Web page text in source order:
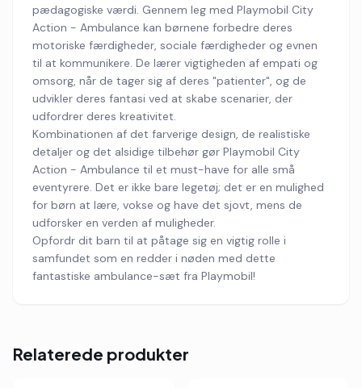
pædagogiske værdi. Gennem leg med Playmobil City
Action - Ambulance kan børnene forbedre deres
motoriske færdigheder, sociale færdigheder og evnen
til at kommunikere. De lærer vigtigheden af empati og
omsorg, når de tager sig af deres "patienter", og de
udvikler deres fantasi ved at skabe scenarier, der
udfordrer deres kreativitet.
Kombinationen af det farverige design, de realistiske
detaljer og det alsidige tilbehør gør Playmobil City
Action - Ambulance til et must-have for alle små
eventyrere. Det er ikke bare legetøj; det er en mulighed
for børn at lære, vokse og have det sjovt, mens de
udforsker en verden af muligheder.
Opfordr dit barn til at påtage sig en vigtig rolle i
samfundet som en redder i nøden med dette
fantastiske ambulance-sæt fra Playmobil!
Relaterede produkter